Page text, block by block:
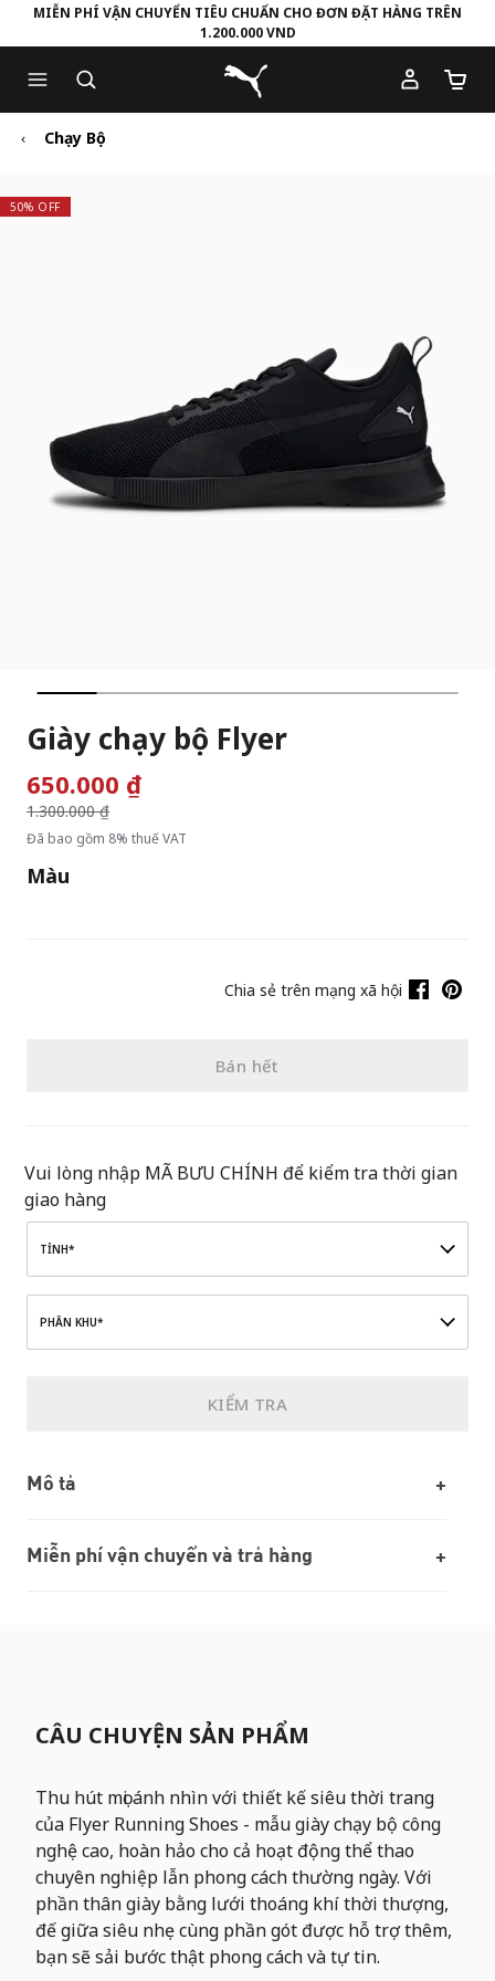
to
Main
content
to
Footer
Content
MIỄN PHÍ VẬN CHUYỂN TIÊU CHUẨN CHO ĐƠN ĐẶT HÀNG TRÊN
1.200.000 VND
Puma Trang chủ
Số
Chạy Bộ
50% OFF
Giày chạy bộ Flyer
650.000 ₫Giá giảm từ
1.300.000 ₫
đến
Đã bao gồm 8% thuế VAT
Màu
Chia sẻ trên mạng xã hội
Bán hết
Vui lòng nhập MÃ BƯU CHÍNH để kiểm tra thời gian
giao hàng
TỈNH*
PHÂN KHU*
KIỂM TRA
Mô tả
Miễn phí vận chuyển và trả hàng
CÂU CHUYỆN SẢN PHẨM
Thu hút mọi ánh nhìn với thiết kế siêu thời trang
của Flyer Running Shoes - mẫu giày chạy bộ công
nghệ cao, hoàn hảo cho cả hoạt động thể thao
chuyên nghiệp lẫn phong cách thường ngày. Với
phần thân giày bằng lưới thoáng khí thời thượng,
đế giữa siêu nhẹ cùng phần gót được hỗ trợ thêm,
bạn sẽ sải bước thật phong cách và tự tin.